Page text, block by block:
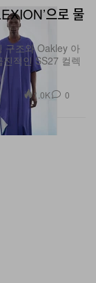
으로 물
구조와 Oakley 아
적인 SS27 컬렉
1.0K 0